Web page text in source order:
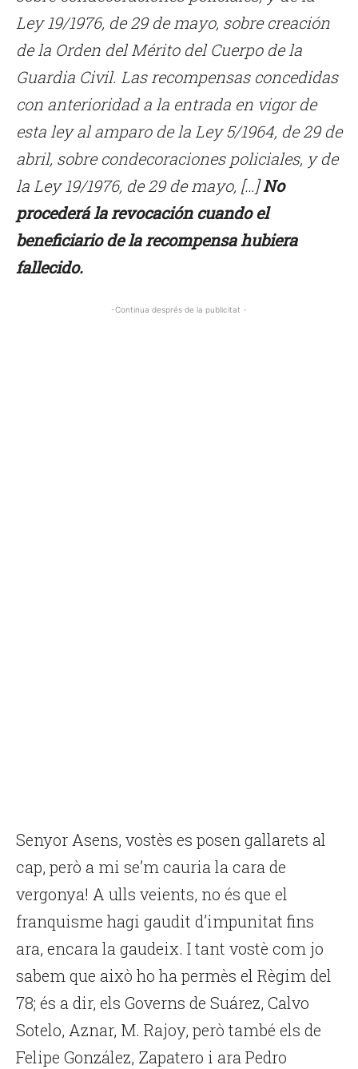
Ley 19/1976, de 29 de mayo, sobre creación
de la Orden del Mérito del Cuerpo de la
Guardia Civil. Las recompensas concedidas
con anterioridad a la entrada en vigor de
esta ley al amparo de la Ley 5/1964, de 29 de
abril, sobre condecoraciones policiales, y de
la Ley 19/1976, de 29 de mayo, […]No
procederá la revocación cuando el
beneficiario de la recompensa hubiera
fallecido.
-Continua després de la publicitat -
Senyor Asens, vostès es posen gallarets al
cap, però a mi se’m cauria la cara de
vergonya! A ulls veients, no és que el
franquisme hagi gaudit d’impunitat fins
ara, encara la gaudeix. I tant vostè com jo
sabem que això ho ha permès el Règim del
78; és a dir, els Governs de Suárez, Calvo
Sotelo, Aznar, M. Rajoy, però també els de
Felipe González, Zapatero i ara Pedro